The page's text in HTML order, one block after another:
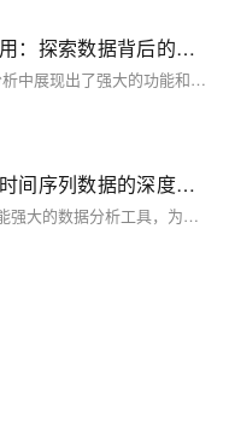
R语言在金融数据分析中的深度应用：探索数据背后的市场智慧
【9月更文挑战第1天】R语言在金融数据分析中展现出了强大的功能和广泛的应用前景。通过丰富的数据处理函数、强大的统计分析功能和优秀的可视化效果，R语言能够帮助金融机构深入挖掘数据价值，洞察市场动态。未来，随着金融数据的不断积累和技术的不断进步，R语言在金融数据分析中的应用将更加广泛和深入。
R语言时间序列分析：处理与建模时间序列数据的深度探索
【8月更文挑战第31天】R语言作为一款功能强大的数据分析工具，为处理时间序列数据提供了丰富的函数和包。从数据读取、预处理、建模到可视化，R语言都提供了灵活且强大的解决方案。然而，时间序列数据的处理和分析是一个复杂的过程，需要结合具体的应用场景和需求来选择合适的方法和模型。希望本文能为读者在R语言中进行时间序列分析提供一些有益的参考和启示。